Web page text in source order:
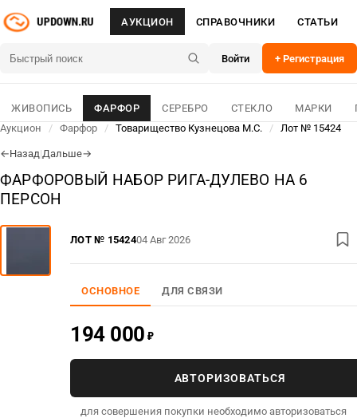
АУКЦИОН СПРАВОЧНИКИ СТАТЬИ
Войти + Регистрация
ЖИВОПИСЬ ФАРФОР СЕРЕБРО СТЕКЛО МАРКИ
Аукцион
/ Фарфор / Товарищество Кузнецова М.С. / Лот № 15424
←Назад|Дальше→
ФАРФОРОВЫЙ НАБОР РИГА-ДУЛЕВО НА 6
ПЕРСОН
ЛОТ № 1542404 Авг 2026
ОСНОВНОЕ ДЛЯ СВЯЗИ
194 000 ₽
АВТОРИЗОВАТЬСЯ
для совершения покупки необходимо авторизоваться